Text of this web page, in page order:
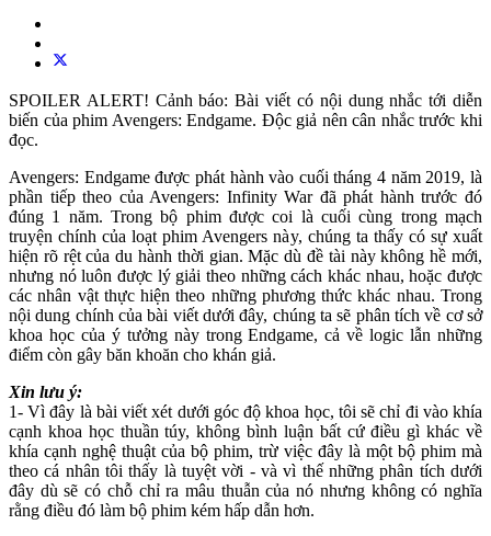
SPOILER ALERT! Cảnh báo: Bài viết có nội dung nhắc tới diễn
biến của phim Avengers: Endgame. Độc giả nên cân nhắc trước khi
đọc.
Avengers: Endgame được phát hành vào cuối tháng 4 năm 2019, là
phần tiếp theo của Avengers: Infinity War đã phát hành trước đó
đúng 1 năm. Trong bộ phim được coi là cuối cùng trong mạch
truyện chính của loạt phim Avengers này, chúng ta thấy có sự xuất
hiện rõ rệt của du hành thời gian. Mặc dù đề tài này không hề mới,
nhưng nó luôn được lý giải theo những cách khác nhau, hoặc được
các nhân vật thực hiện theo những phương thức khác nhau. Trong
nội dung chính của bài viết dưới đây, chúng ta sẽ phân tích về cơ sở
khoa học của ý tưởng này trong Endgame, cả về logic lẫn những
điểm còn gây băn khoăn cho khán giả.
Xin lưu ý:
1- Vì đây là bài viết xét dưới góc độ khoa học, tôi sẽ chỉ đi vào khía
cạnh khoa học thuần túy, không bình luận bất cứ điều gì khác về
khía cạnh nghệ thuật của bộ phim, trừ việc đây là một bộ phim mà
theo cá nhân tôi thấy là tuyệt vời - và vì thế những phân tích dưới
đây dù sẽ có chỗ chỉ ra mâu thuẫn của nó nhưng không có nghĩa
rằng điều đó làm bộ phim kém hấp dẫn hơn.